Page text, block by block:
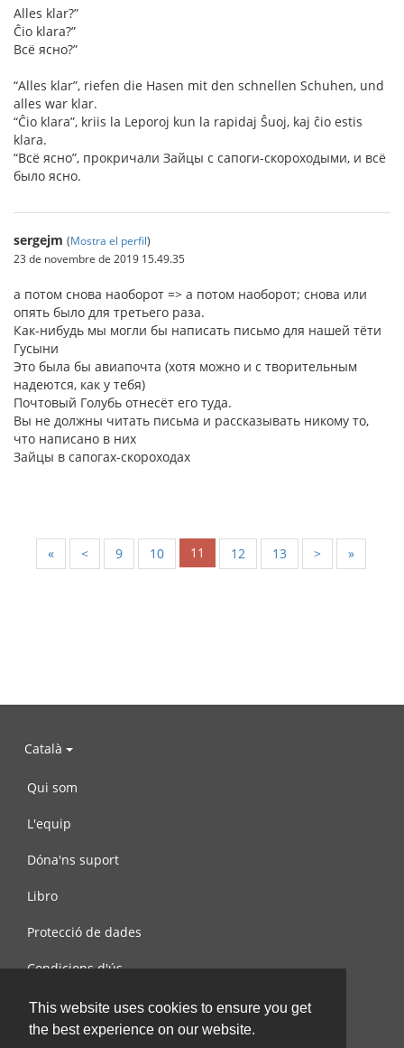
This website uses cookies to ensure you get
the best experience on our website.
Alles klar?”
Ĉio klara?”
Всё ясно?”
“Alles klar”, riefen die Hasen mit den schnellen Schuhen, und
alles war klar.
“Ĉio klara”, kriis la Leporoj kun la rapidaj Ŝuoj, kaj ĉio estis
klara.
“Всё ясно”, прокричали Зайцы с сапоги-скороходыми, и всё
было ясно.
sergejm (Mostra el perfil)
23 de novembre de 2019 15.49.35
а потом снова наоборот => а потом наоборот; снова или
опять было для третьего раза.
Как-нибудь мы могли бы написать письмо для нашей тёти
Гусыни
Это была бы авиапочта (хотя можно и с творительным
надеются, как у тебя)
Почтовый Голубь отнесёт его туда.
Вы не должны читать письма и рассказывать никому то,
что написано в них
Зайцы в сапогах-скороходах
« < 9 10 11 12 13 > »
Català
Qui som
L'equip
Dóna'ns suport
Libro
Protecció de dades
Condicions d'ús
Contacta amb nosaltres